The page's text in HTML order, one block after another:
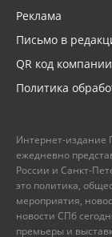
Реклама
Письмо в
QR код компании
Политика
Интернет-издание
ежедневно
России и Санкт-
это политика,
мероприятия,
новости СПб
премьеры и